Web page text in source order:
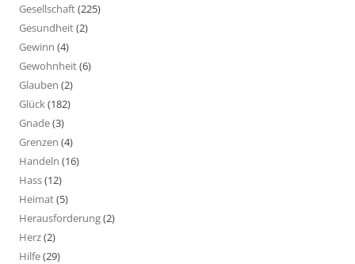
Gesellschaft(225)
Gesundheit(2)
Gewinn (4)
Gewohnheit(6)
Glauben (2)
Glück(182)
Gnade(3)
Grenzen (4)
Handeln (16)
Hass(12)
Heimat(5)
Herausforderung(2)
Herz(2)
Hilfe(29)